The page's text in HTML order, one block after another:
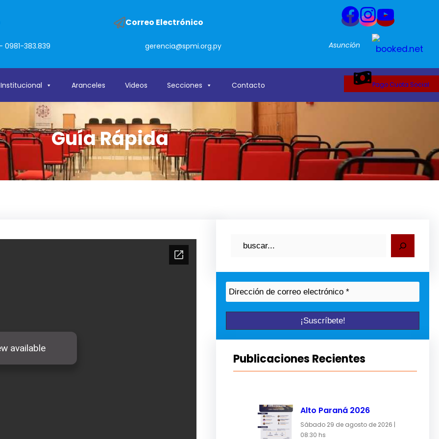
0981-383.839
Correo Electrónico
gerencia@spmi.org.py Asunción
Institucional Aranceles Videos Secciones Contacto Pago Cuota Social
Guía Rápida
s
c
a
r
Publicaciones Recientes
Alto Paraná 2026
Sábado 29 de agosto de 2026 |
08:30 hs